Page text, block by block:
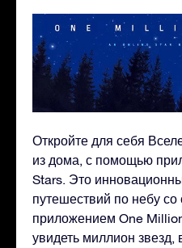
Откройте для себя
из дома, с помощью
Stars. Это
путешествий по небу
приложением One
увидеть миллион звезд,